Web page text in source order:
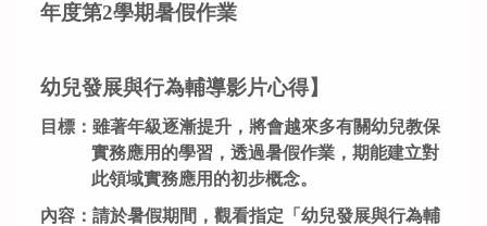
年度第2學期暑假作業
幼兒發展與行為輔導影片心得】
目標： 雖著年級逐漸提升，將會越來多有關幼兒教保
實務應用的學習 ， 透過暑假作業 ， 期能建立對
此領域實務應用的初步概念。
內容： 請於暑假期間，觀看指定「幼兒發展與行為輔